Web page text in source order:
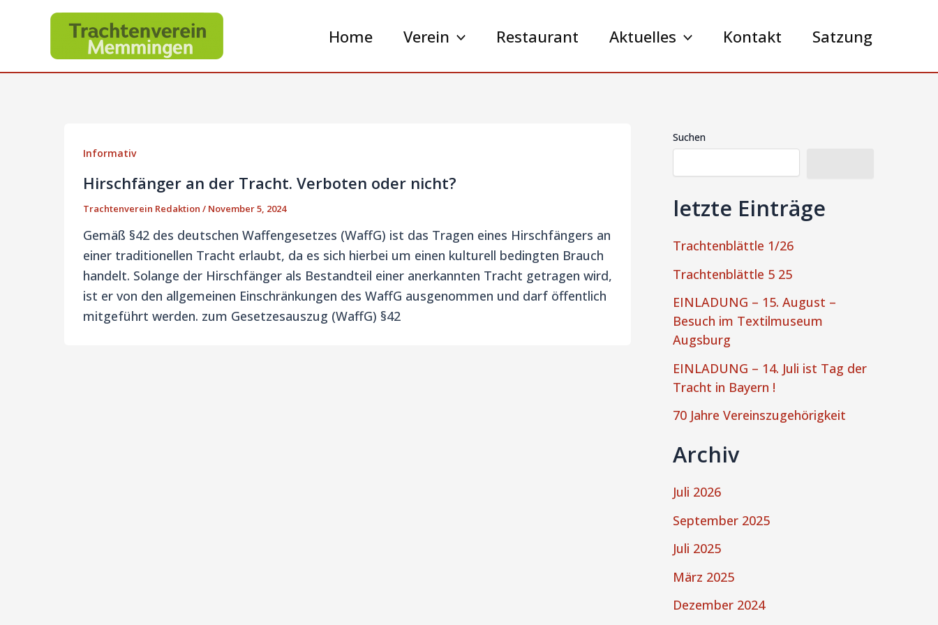
Home Verein Restaurant Aktuelles Kontakt Satzung
Informativ
Hirschfänger an der Tracht. Verboten oder nicht?
Trachtenverein Redaktion / November 5, 2024
Gemäß §42 des deutschen Waffengesetzes (WaffG) ist das Tragen eines Hirschfängers an
einer traditionellen Tracht erlaubt, da es sich hierbei um einen kulturell bedingten Brauch
handelt. Solange der Hirschfänger als Bestandteil einer anerkannten Tracht getragen wird,
ist er von den allgemeinen Einschränkungen des WaffG ausgenommen und darf öffentlich
mitgeführt werden. zum Gesetzesauszug (WaffG) §42
Suchen
letzte Einträge
Trachtenblättle 1/26
Trachtenblättle 5 25
EINLADUNG – 15. August –
Besuch im Textilmuseum
Augsburg
EINLADUNG – 14. Juli ist Tag der
Tracht in Bayern !
70 Jahre Vereinszugehörigkeit
Archiv
Juli 2026
September 2025
Juli 2025
März 2025
Dezember 2024